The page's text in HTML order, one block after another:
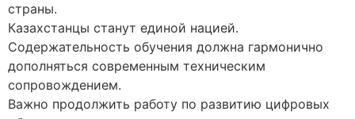
страны.
Казахстанцы станут единой нацией.
Содержательность обучения должна гармонично
дополняться современным техническим
сопровождением.
Важно продолжить работу по развитию цифровых